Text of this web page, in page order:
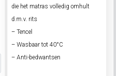
die het matras volledig omhult
d.m.v. rits
– Tencel
– Wasbaar tot 40°C
– Anti-bedwantsen